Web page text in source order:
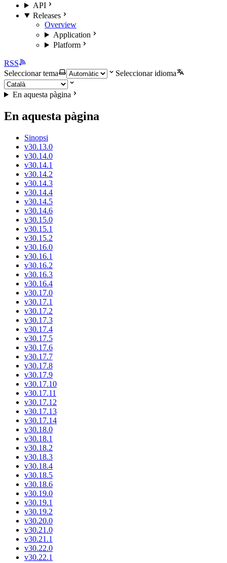
API
Releases
Overview
Application
Platform
RSS
Seleccionar tema
Seleccionar idioma
En aquesta pàgina
En aquesta pàgina
Sinopsi
v30.13.0
v30.14.0
v30.14.1
v30.14.2
v30.14.3
v30.14.4
v30.14.5
v30.14.6
v30.15.0
v30.15.1
v30.15.2
v30.16.0
v30.16.1
v30.16.2
v30.16.3
v30.16.4
v30.17.0
v30.17.1
v30.17.2
v30.17.3
v30.17.4
v30.17.5
v30.17.6
v30.17.7
v30.17.8
v30.17.9
v30.17.10
v30.17.11
v30.17.12
v30.17.13
v30.17.14
v30.18.0
v30.18.1
v30.18.2
v30.18.3
v30.18.4
v30.18.5
v30.18.6
v30.19.0
v30.19.1
v30.19.2
v30.20.0
v30.21.0
v30.21.1
v30.22.0
v30.22.1